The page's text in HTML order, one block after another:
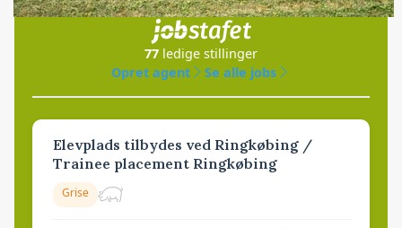
i samarbejde med
77 ledige stillinger
Opret agent
Se alle jobs
Elevplads tilbydes ved Ringkøbing /
Trainee placement Ringkøbing
Grise